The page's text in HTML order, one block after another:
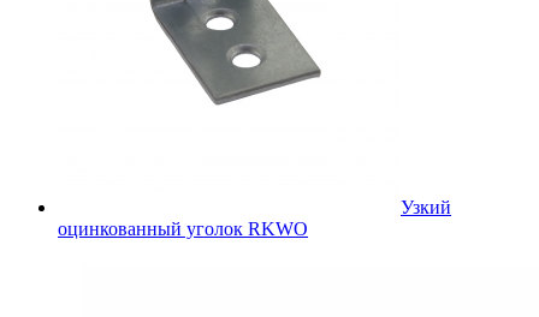
Узкий
оцинкованный уголок RKWO